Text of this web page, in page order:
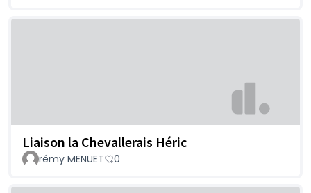
Liaison la Chevallerais Héric
rémy MENUET 0